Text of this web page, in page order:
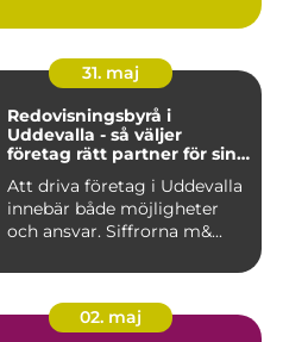
31. maj
Redovisningsbyrå i
Uddevalla - så väljer
företag rätt partner för sin
Att driva företag i Uddevalla
innebär både möjligheter
och ansvar. Siffrorna m&...
02. maj